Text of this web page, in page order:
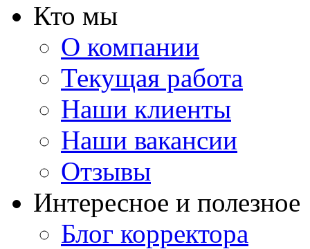
Кто мы
О компании
Текущая работа
Наши клиенты
Наши вакансии
Отзывы
Интересное и полезное
Блог корректора